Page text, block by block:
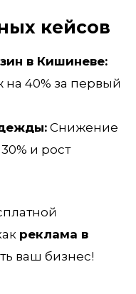
кейсов
в Кишиневе:
40% за первый
Снижение
и рост
реклама в
ваш бизнес!